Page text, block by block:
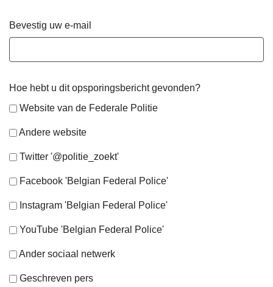
Bevestig uw e-mail
Hoe hebt u dit opsporingsbericht gevonden?
Website van de Federale Politie
Andere website
Twitter '@politie_zoekt'
Facebook 'Belgian Federal Police'
Instagram 'Belgian Federal Police'
YouTube 'Belgian Federal Police'
Ander sociaal netwerk
Geschreven pers